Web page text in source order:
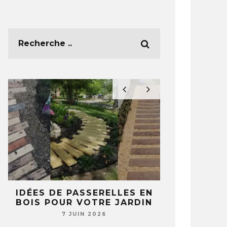
IDÉES DE PASSERELLES EN
BOIS POUR VOTRE JARDIN
7 JUIN 2026